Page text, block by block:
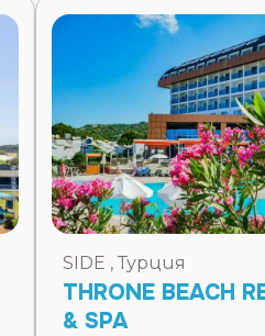
SIDE , Турция
THRONE BEACH
& SPA